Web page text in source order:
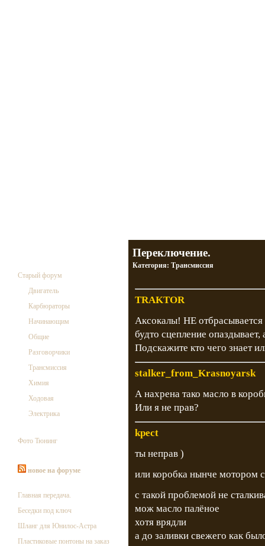
Старый форум
Двигатель
Карбюраторы
Начинающим
Общие
Разговорчики
Трансмиссия
Химия
Ходовая
Электрика
Фото Тюнинг
новое на форуме
Главная передача.
Беседки под ключ
Шланг для Юнилос-Астра
Пластиковые понтоны на заказ
Переключение.
Категория: Трансмиссия
TRAKTOR
Аксокалы! НЕ
будто сцепление
Подскажите кто чего знает
stalker_from_Krasnoyarsk
А нахрена тако масло в
Или я не прав?
kpect
ты неправ )
или коробка нынче мотором
с такой проблемой не
мож масло палёное
хотя врядли
а до заливки свежего как